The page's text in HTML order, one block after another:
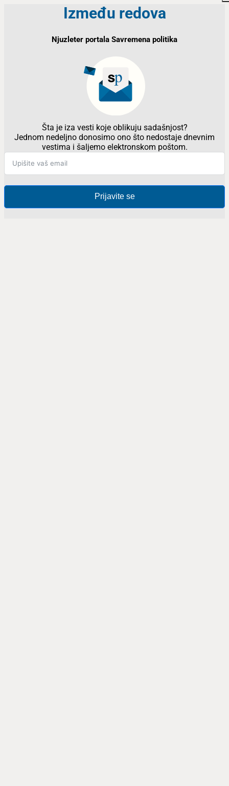
Između redova
Njuzleter portala Savremena politika
Šta je iza vesti koje oblikuju sadašnjost?
Jednom nedeljno donosimo ono što nedostaje dnevnim
vestima i šaljemo elektronskom poštom.
Prijavite se